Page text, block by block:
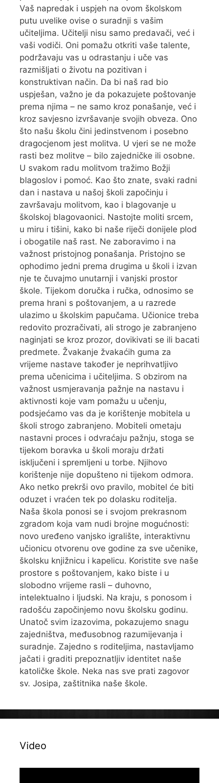
Vaš napredak i uspjeh na ovom školskom
putu uvelike ovise o suradnji s vašim
učiteljima. Učitelji nisu samo predavači, već i
vaši vodiči. Oni pomažu otkriti vaše talente,
podržavaju vas u odrastanju i uče vas
razmišljati o životu na pozitivan i
konstruktivan način. Da bi naš rad bio
uspješan, važno je da pokazujete poštovanje
prema njima – ne samo kroz ponašanje, već i
kroz savjesno izvršavanje svojih obveza. Ono
što našu školu čini jedinstvenom i posebno
dragocjenom jest molitva. U vjeri se ne može
rasti bez molitve – bilo zajedničke ili osobne.
U svakom radu molitvom tražimo Božji
blagoslov i pomoć. Kao što znate, svaki radni
dan i nastava u našoj školi započinju i
završavaju molitvom, kao i blagovanje u
školskoj blagovaonici. Nastojte moliti srcem,
u miru i tišini, kako bi naše riječi donijele plod
i obogatile naš rast. Ne zaboravimo i na
važnost pristojnog ponašanja. Pristojno se
ophodimo jedni prema drugima u školi i izvan
nje te čuvajmo unutarnji i vanjski prostor
škole. Tijekom doručka i ručka, odnosimo se
prema hrani s poštovanjem, a u razrede
ulazimo u školskim papučama. Učionice treba
redovito prozračivati, ali strogo je zabranjeno
naginjati se kroz prozor, dovikivati se ili bacati
predmete. Žvakanje žvakaćih guma za
vrijeme nastave također je neprihvatljivo
prema učenicima i učiteljima. S obzirom na
važnost usmjeravanja pažnje na nastavu i
aktivnosti koje vam pomažu u učenju,
podsjećamo vas da je korištenje mobitela u
školi strogo zabranjeno. Mobiteli ometaju
nastavni proces i odvraćaju pažnju, stoga se
tijekom boravka u školi moraju držati
isključeni i spremljeni u torbe. Njihovo
korištenje nije dopušteno ni tijekom odmora.
Ako netko prekrši ovo pravilo, mobitel će biti
oduzet i vraćen tek po dolasku roditelja.
Naša škola ponosi se i svojom prekrasnom
zgradom koja vam nudi brojne mogućnosti:
novo uređeno vanjsko igralište, interaktivnu
učionicu otvorenu ove godine za sve učenike,
školsku knjižnicu i kapelicu. Koristite sve naše
prostore s poštovanjem, kako biste i u
slobodno vrijeme rasli – duhovno,
intelektualno i ljudski. Na kraju, s ponosom i
radošću započinjemo novu školsku godinu.
Unatoč svim izazovima, pokazujemo snagu
zajedništva, međusobnog razumijevanja i
suradnje. Zajedno s roditeljima, nastavljamo
jačati i graditi prepoznatljiv identitet naše
katoličke škole. Neka nas sve prati zagovor
sv. Josipa, zaštitnika naše škole.
Video